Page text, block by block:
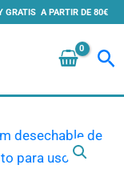
GRATIS A PARTIR DE 80€